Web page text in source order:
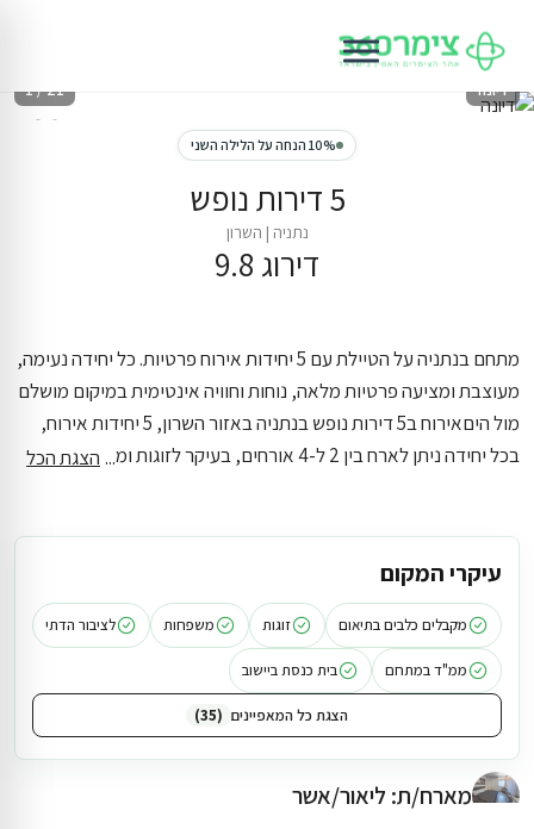
10% הנחה על הלילה השני
5 דירות נופש
נתניה | השרון
דירוג 9.8
דיונה 1 / 21
מארח/ת: ליאור/אשר
מתחם בנתניה על הטיילת עם 5 יחידות אירוח פרטיות. כל יחידה נעימה,
מעוצבת ומציעה פרטיות מלאה, נוחות וחוויה אינטימית במיקום מושלם
מול הים
אירוח ב5 דירות נופש בנתניה באזור השרון, 5 יחידות אירוח,
בכל יחידה ניתן לארח בין 2 ל-4 אורחים, בעיקר לזוגות ומשפחות
הליכה מהמתחם
הצגת הכל
עיקרי המקום
מקבלים כלבים בתיאום זוגות משפחות לציבור הדתי
ממ"ד במתחם בית כנסת ביישוב
הצגת כל המאפיינים 35